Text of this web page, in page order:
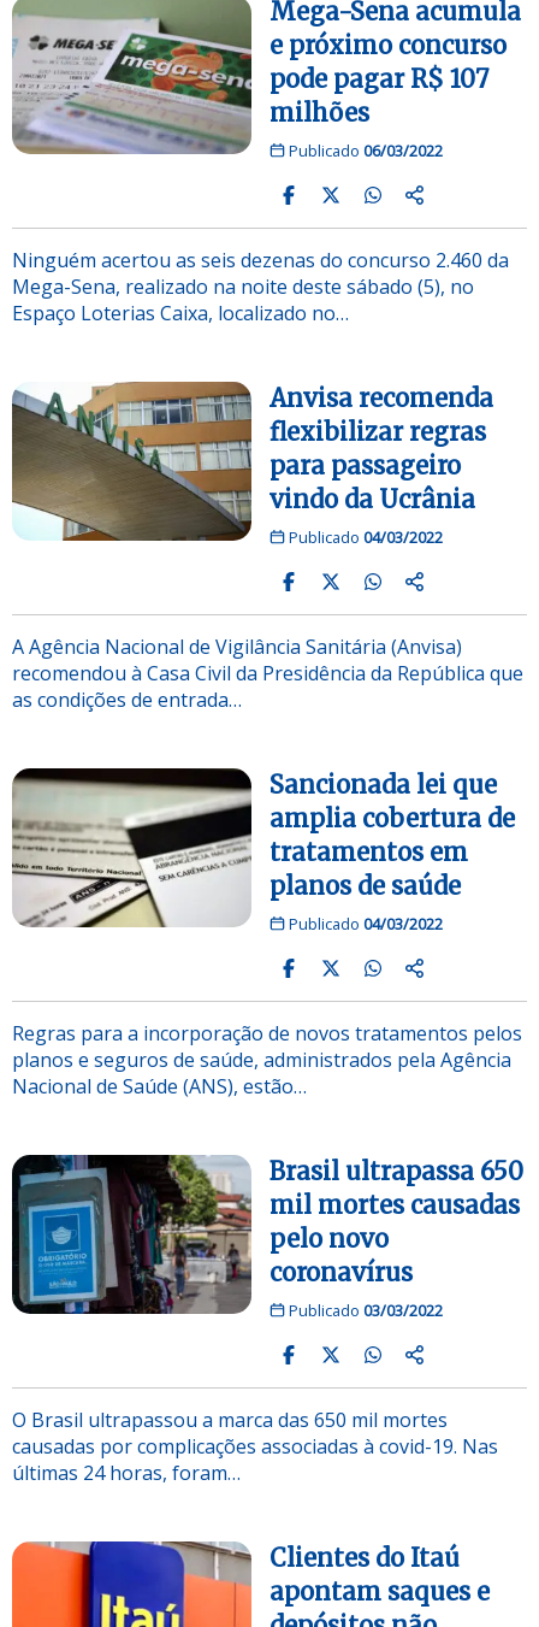
Mega-Sena acumula
e próximo concurso
pode pagar R$ 107
milhões
Publicado 06/03/2022
Ninguém acertou as seis dezenas do concurso 2.460 da
Mega-Sena, realizado na noite deste sábado (5), no
Espaço Loterias Caixa, localizado no…
Anvisa recomenda
flexibilizar regras
para passageiro
vindo da Ucrânia
Publicado 04/03/2022
A Agência Nacional de Vigilância Sanitária (Anvisa)
recomendou à Casa Civil da Presidência da República que
as condições de entrada…
Sancionada lei que
amplia cobertura de
tratamentos em
planos de saúde
Publicado 04/03/2022
Regras para a incorporação de novos tratamentos pelos
planos e seguros de saúde, administrados pela Agência
Nacional de Saúde (ANS), estão…
Brasil ultrapassa 650
mil mortes causadas
pelo novo
coronavírus
Publicado 03/03/2022
O Brasil ultrapassou a marca das 650 mil mortes
causadas por complicações associadas à covid-19. Nas
últimas 24 horas, foram…
Clientes do Itaú
apontam saques e